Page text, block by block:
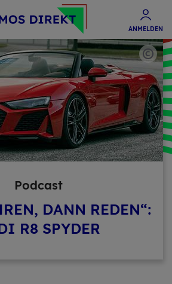
ANMELDEN
Pod­cast
DANN REDEN“:
R8 SPYDER